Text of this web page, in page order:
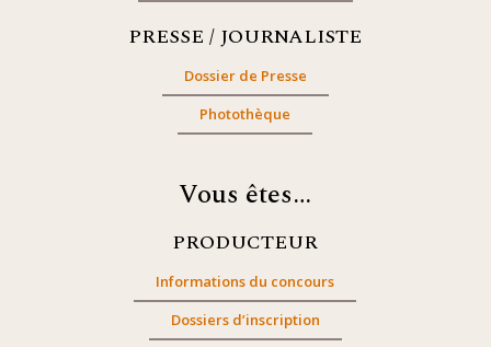
PRESSE / JOURNALISTE
Dossier de Presse
Photothèque
Vous êtes…
PRODUCTEUR
Informations du concours
Dossiers d’inscription